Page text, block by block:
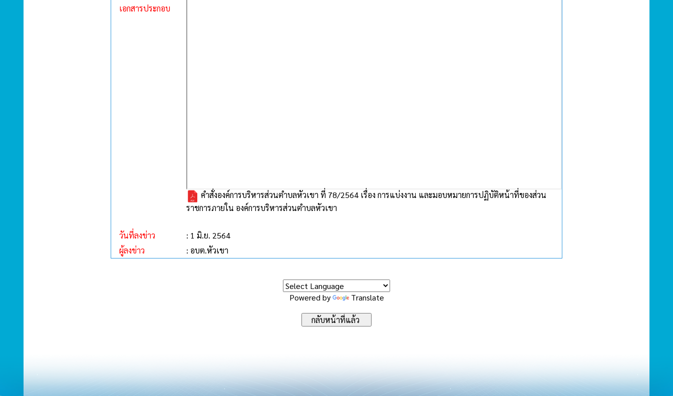
เอกสารประกอบ
คำสั่งองค์การบริหารส่วนตำบลหัวเขา ที่ 78/2564 เรื่อง การแบ่งงาน และมอบหมายการปฏิบัติหน้าที่ของส่วน
ราชการภายใน องค์การบริหารส่วนตำบลหัวเขา
วันที่ลงข่าว
: 1 มิ.ย. 2564
ผู้ลงข่าว
: อบต.หัวเขา
Powered by Translate